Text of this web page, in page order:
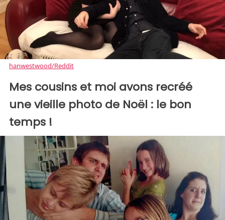
hanwestwood/Reddit
Mes cousins et moi avons recréé
une vieille photo de Noël : le bon
temps !